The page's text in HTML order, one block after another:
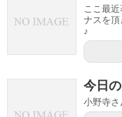
ここ最
ナスを頂
♪
今日
小野寺さ